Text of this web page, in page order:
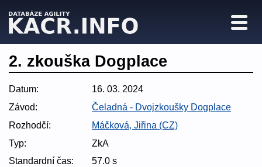
2. zkouška Dogplace
Datum:
16. 03. 2024
Závod:
Čeladná - Dvojzkoušky Dogplace
Rozhodčí:
Máčková, Jiřina (CZ)
Typ:
ZkA
Standardní čas:
57.0 s